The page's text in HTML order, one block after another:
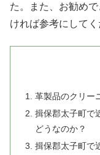
た。また、お勧め
ければ参考にしてく
革製品のクリー
揖保郡太子町で
どうなのか？
揖保郡太子町で